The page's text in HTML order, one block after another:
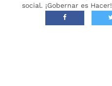
social. ¡Gobernar es Hacer!